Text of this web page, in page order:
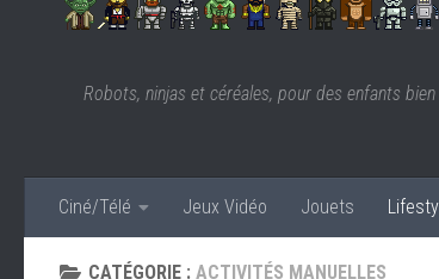
Robots, ninjas et céréales, pour des enfants
Ciné/Télé Jeux Vidéo Jouets
CATÉGORIE : ACTIVITÉS MANUELLES